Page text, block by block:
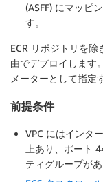
(ASFF) にマッピ
す。
ECR リポジトリを
由でデプロイします
メーターとして指定
前提条件
VPC にはインタ
上あり、ポート
ティグループがあ